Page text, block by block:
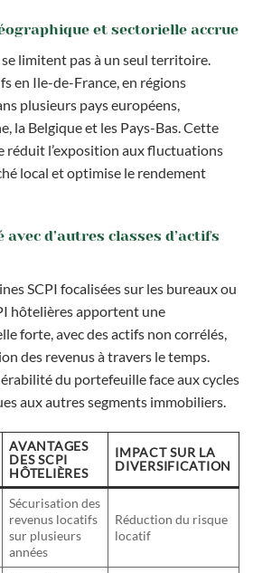
et sectorielle accrue
limitent pas à un seul territoire.
en Ile-de-France, en régions
plusieurs pays européens,
la Belgique et les Pays-Bas. Cette
réduit l’exposition aux fluctuations
local et optimise le rendement
d’autres classes d’actifs
SCPI focalisées sur les bureaux ou
hôtelières apportent une
forte, avec des actifs non corrélés,
des revenus à travers le temps.
du portefeuille face aux cycles
aux autres segments immobiliers.
AVANTAGES
DES SCPI
HÔTELIÈRES
IMPACT SUR LA
DIVERSIFICATION
Sécurisation des
revenus locatifs
sur plusieurs
années
Réduction du risque
locatif